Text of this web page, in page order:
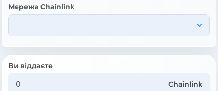
Мережа Chainlink
Ви віддаєте
Chainlink